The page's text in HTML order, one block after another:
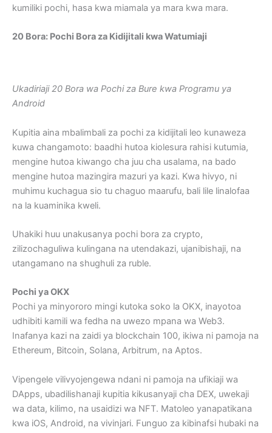
kumiliki pochi, hasa kwa miamala ya mara kwa mara.
20 Bora: Pochi Bora za Kidijitali kwa Watumiaji
Ukadiriaji 20 Bora wa Pochi za Bure kwa Programu ya
Android
Kupitia aina mbalimbali za pochi za kidijitali leo kunaweza
kuwa changamoto: baadhi hutoa kiolesura rahisi kutumia,
mengine hutoa kiwango cha juu cha usalama, na bado
mengine hutoa mazingira mazuri ya kazi. Kwa hivyo, ni
muhimu kuchagua sio tu chaguo maarufu, bali lile linalofaa
na la kuaminika kweli.
Uhakiki huu unakusanya pochi bora za crypto,
zilizochaguliwa kulingana na utendakazi, ujanibishaji, na
utangamano na shughuli za ruble.
Pochi ya OKX
Pochi ya minyororo mingi kutoka soko la OKX, inayotoa
udhibiti kamili wa fedha na uwezo mpana wa Web3.
Inafanya kazi na zaidi ya blockchain 100, ikiwa ni pamoja na
Ethereum, Bitcoin, Solana, Arbitrum, na Aptos.
Vipengele vilivyojengewa ndani ni pamoja na ufikiaji wa
DApps, ubadilishanaji kupitia kikusanyaji cha DEX, uwekaji
wa data, kilimo, na usaidizi wa NFT. Matoleo yanapatikana
kwa iOS, Android, na vivinjari. Funguo za kibinafsi hubaki na